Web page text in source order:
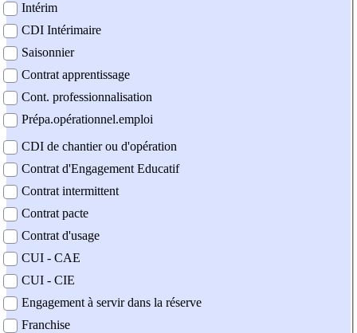
Intérim
CDI Intérimaire
Saisonnier
Contrat apprentissage
Cont. professionnalisation
Prépa.opérationnel.emploi
CDI de chantier ou d'opération
Contrat d'Engagement Educatif
Contrat intermittent
Contrat pacte
Contrat d'usage
CUI - CAE
CUI - CIE
Engagement à servir dans la réserve
Franchise